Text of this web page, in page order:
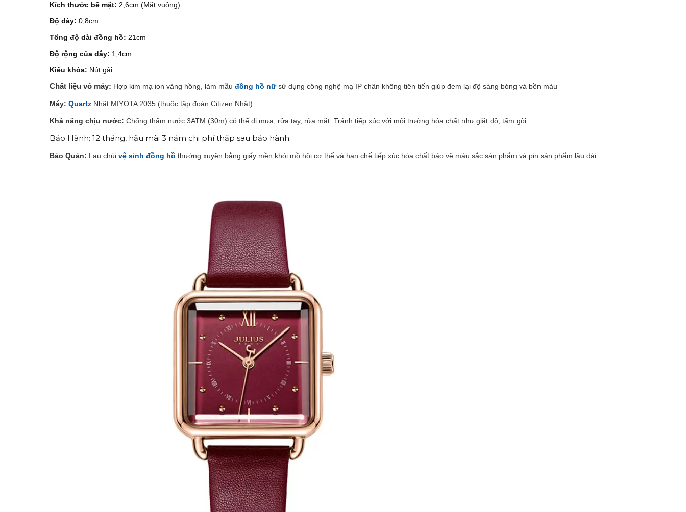
Kích thước bề mặt: 2,6cm (Mặt vuông)
Độ dày: 0,8cm
Tổng độ dài đồng hồ: 21cm
Độ rộng của dây: 1,4cm
Kiểu khóa: Nút gài
Chất liệu vỏ máy: Hợp kim mạ ion vàng hồng, làm mẫu đồng hồ nữsử dụng công nghệ mạ IP chân không tiên tiến giúp đem lại độ sáng bóng và bền màu
Máy: Quartz Nhật MIYOTA 2035 (thuộc tập đoàn Citizen Nhật)
Khả năng chịu nước: Chống thấm nước 3ATM (30m) có thể đi mưa, rửa tay, rửa mặt. Tránh tiếp xúc với môi trường hóa chất như giặt đồ, tấm gội.
Bảo Hành: 12 tháng, hậu mãi 3 năm chi phí thấp sau bảo hành.
Bảo Quản: Lau chùi vệ sinh đồng hồ thường xuyên bằng giấy mền khỏi mồ hôi cơ thể và hạn chế tiếp xúc hóa chất bảo vệ màu sắc sản phẩm và pin sản phẩm lâu dài.